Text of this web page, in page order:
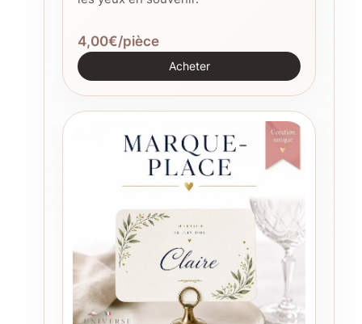
4,00€/pièce
Acheter